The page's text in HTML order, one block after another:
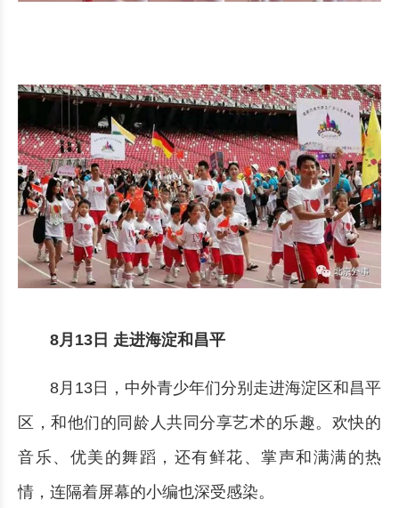
8月13日 走进海淀和昌平
8月13日，中外青少年们分别走进海淀区和昌平
区，和他们的同龄人共同分享艺术的乐趣。欢快的
音乐、优美的舞蹈，还有鲜花、掌声和满满的热
情，连隔着屏幕的小编也深受感染。